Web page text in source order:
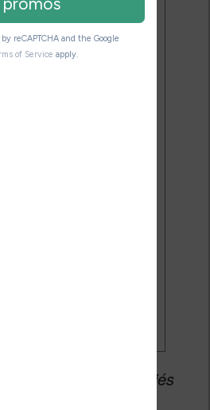
Pas de spam.
gratuit.
en 1 clic.
des liens affiliés